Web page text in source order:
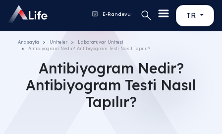
TR
E-Randevu
Anasayfa Üniteler
Laboratuvar Ünitesi
Antibiyogram Nedir? Antibiyogram Testi Nasıl Tapılır?
Antibiyogram Nedir?
Antibiyogram Testi Nasıl
Tapılır?